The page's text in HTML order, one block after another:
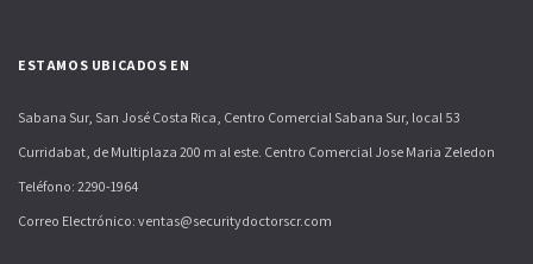
ESTAMOS UBICADOS EN
Sabana Sur, San José Costa Rica, Centro Comercial Sabana Sur, local 53
Curridabat, de Multiplaza 200 m al este. Centro Comercial Jose Maria Zeledon
Teléfono: 2290-1964
Correo Electrónico: ventas@securitydoctorscr.com